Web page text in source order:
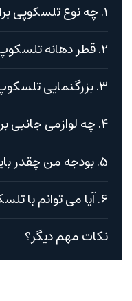
1. چه نوع تلسکوپی برای من مناسب است؟
2. قطر دهانه تلسکوپ چقدر باید باشد؟
3. بزرگنمایی تلسکوپ چقدر اهمیت دارد؟
4. چه لوازمی جانبی برای تلسکوپ لازم است؟
5. بودجه من چقدر باید باشد؟
6. آیا می توانم با تلسکوپم عکاسی کنم؟
نکات مهم دیگر؟